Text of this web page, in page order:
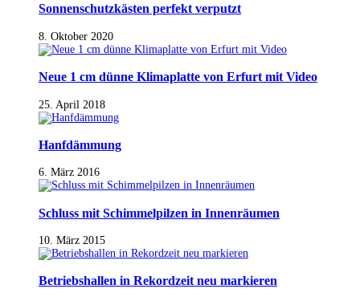
Sonnenschutzkästen perfekt verputzt
8. Oktober 2020
Neue 1 cm dünne Klimaplatte von Erfurt mit Video
25. April 2018
Hanfdämmung
6. März 2016
Schluss mit Schimmelpilzen in Innenräumen
10. März 2015
Betriebshallen in Rekordzeit neu markieren